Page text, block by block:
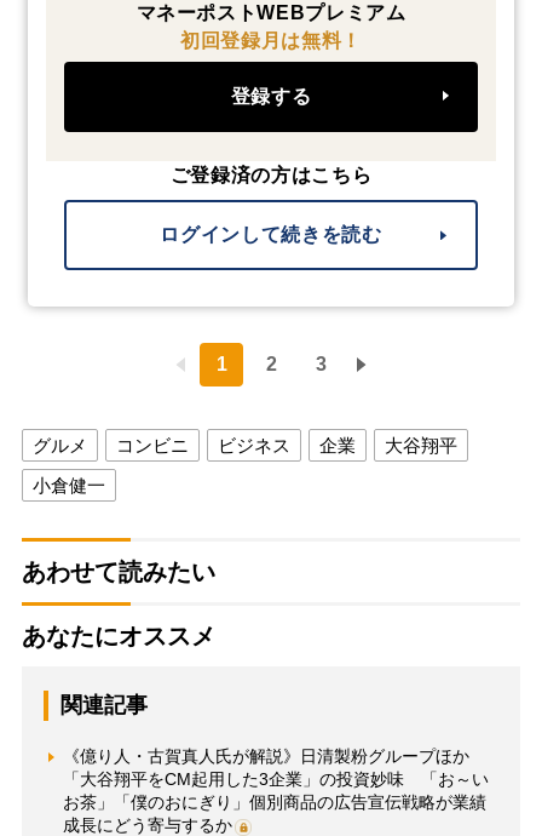
マネーポストWEBプレミアム
初回登録月は無料！
登録する
ご登録済の方はこちら
ログインして続きを読む
1 2 3
グルメ コンビニ ビジネス 企業
大谷翔平
小倉健一
あわせて読みたい
あなたにオススメ
関連記事
《億り人・古賀真人氏が解説》日清製粉グループほか
「大谷翔平をCM起用した3企業」の投資妙味 「お～い
お茶」「僕のおにぎり」個別商品の広告宣伝戦略が業績
成長にどう寄与するか